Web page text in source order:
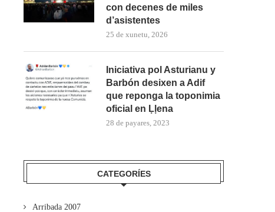
con decenes de miles
d’asistentes
25 de xunetu, 2026
Iniciativa pol Asturianu y
Barbón desixen a Adif
que reponga la toponimia
oficial en Ḷḷena
28 de payares, 2023
CATEGORÍES
Arribada 2007